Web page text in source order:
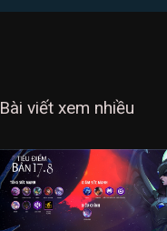
Bài viết xem nhiều